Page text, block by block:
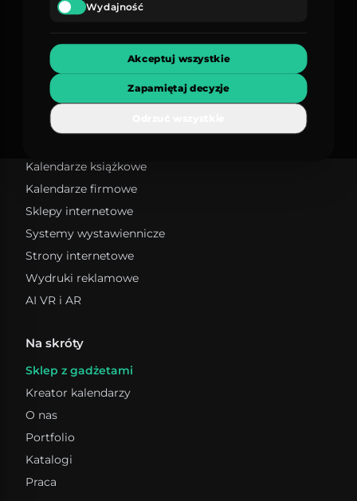
Wydajność
Akceptuj wszystkie
Zapamiętaj decyzje
Gadżety reklamowe
Filmy reklamowe
Branding
Projektowanie graficzne
Projektowanie logotypów
Grafika wektorowa
Identyfikacja wizualna
Reklama outdoor
Pudełka ozdobne
Pudełka na prezenty
Pudełka do przechowywania
Pudełka kartonowe
Kalendarze książkowe
Kalendarze firmowe
Sklepy internetowe
Systemy wystawiennicze
Strony internetowe
Wydruki reklamowe
AI VR i AR
Na skróty
Sklep z gadżetami
Kreator kalendarzy
O nas
Portfolio
Katalogi
Praca